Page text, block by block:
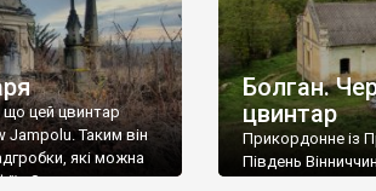
що цей цвинтар
Таким він
які можна
Загалом цвинтар
Болган.
цвинтар
Прикордонне із
Південь